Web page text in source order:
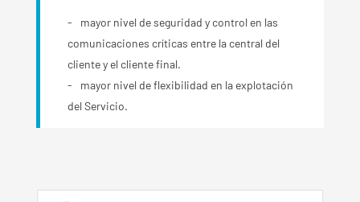
mayor nivel de seguridad y control en las
comunicaciones críticas entre la central del
cliente y el cliente final.
mayor nivel de flexibilidad en la explotación
del Servicio.